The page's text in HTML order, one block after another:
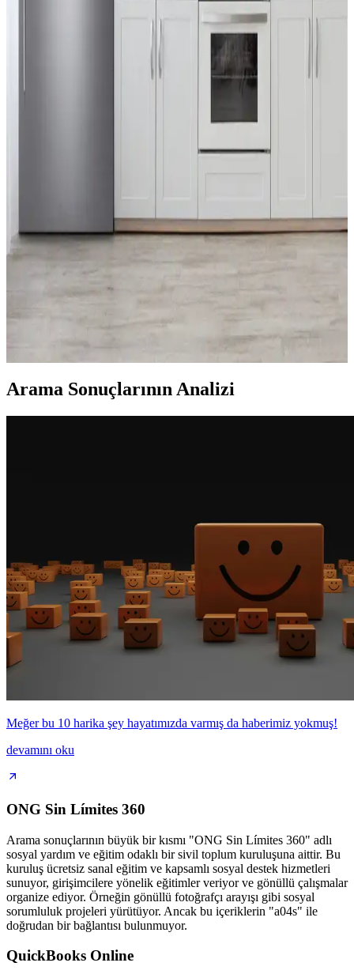
CATL'nin İkinci Nesil Lityum Demir Fosfat
Bataryası ve Elektrikli Araç Teknolojisindeki
CATL'nin geliştirdiği ikinci nesil LFP batarya, hızlı şarj imkanı ve
LG ThinQ Akıllı Ev Cihazlarında Gizlilik Endişeleri
paylaşımı ve uygulama sorunları karşısında bilinçli tercihler yapıyor.
LG Buzdolaplarında Kompresör Arızaları, Servis
Sorunları ve Dayanıklılık Değerlendirmesi
LG buzdolaplarında özellikle lineer kompresör kaynaklı arızalar
yaygınlaşıyor. Servis hizmetlerindeki gecikmeler ve yüksek
maliyetler kullanıcı memnuniyetini azaltıyor. Kompresör tipi
seçiminde dikkatli olunmalı.
Arama Sonuçlarının Analizi
Meğer bu 10 harika şey hayatımızda varmış da haberimiz yokmuş!
devamını oku
ONG Sin Límites 360
Arama sonuçlarının büyük bir kısmı "ONG Sin Límites 360" adlı
sosyal yardım ve eğitim odaklı bir sivil toplum kuruluşuna aittir. Bu
kuruluş ücretsiz sanal eğitim ve kapsamlı sosyal destek hizmetleri
sunuyor, girişimcilere yönelik eğitimler veriyor ve gönüllü çalışmalar
organize ediyor. Örneğin gönüllü fotoğrafçı arayışı gibi sosyal
sorumluluk projeleri yürütüyor. Ancak bu içeriklerin "a04s" ile
doğrudan bir bağlantısı bulunmuyor.
QuickBooks Online